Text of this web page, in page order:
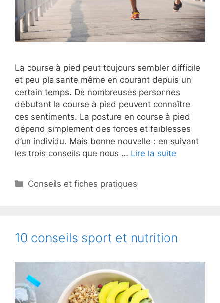
La course à pied peut toujours sembler difficile
et peu plaisante même en courant depuis un
certain temps. De nombreuses personnes
débutant la course à pied peuvent connaître
ces sentiments. La posture en course à pied
dépend simplement des forces et faiblesses
d’un individu. Mais bonne nouvelle : en suivant
les trois conseils que nous … Lire la suite
Catégories
Conseils et fiches pratiques
10 conseils sport et nutrition